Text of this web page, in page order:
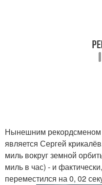
Нынешним
является Сергей
миль вокруг земной
миль в час) - и
переместился на 0, 02